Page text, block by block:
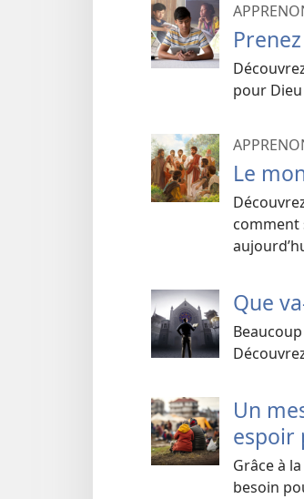
pour
Le
comment
Que
Un
espoir
Grâce à
besoin